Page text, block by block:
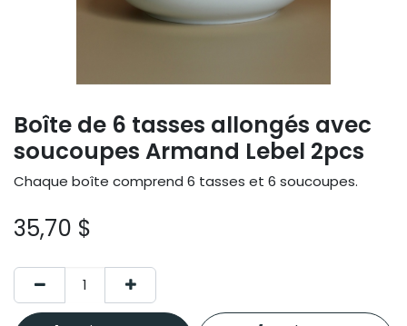
Boîte de 6 tasses allongés avec
soucoupes Armand Lebel 2pcs
Chaque boîte comprend 6 tasses et 6 soucoupes.
35,70 $